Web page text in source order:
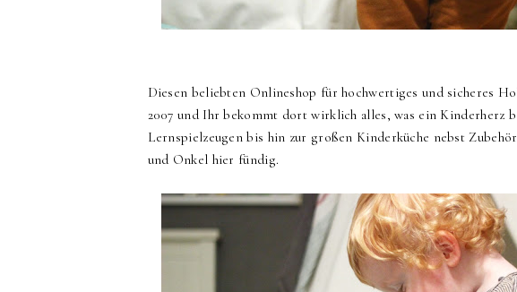
Diesen beliebten Onlineshop für hochwertiges und sicheres
2007 und Ihr bekommt dort wirklich alles, was ein Kinderherz
Lernspielzeugen bis hin zur großen Kinderküche nebst
und Onkel hier fündig.